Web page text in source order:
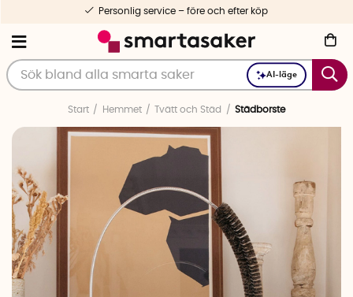
AI-läge
Personlig service – före och efter köp
Start Hemmet Tvätt och Städ Städborste